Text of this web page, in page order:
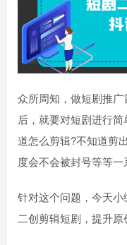
众所周知，做短剧推
后，就要对短剧进行
道怎么剪辑?不知道剪
度会不会被封号等等一
针对这个问题，今天
二创剪辑短剧，提升原